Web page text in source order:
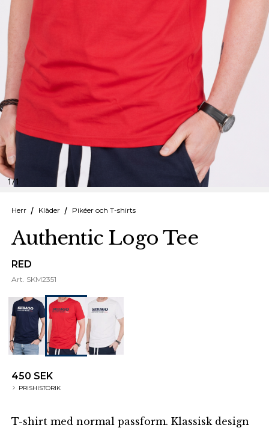
Finska
Danska
1/1
Herr Kläder Pikéer och T-shirts
Authentic Logo Tee
RED
Art. SKM2351
450 SEK
PRISHISTORIK
T-shirt med normal passform. Klassisk design